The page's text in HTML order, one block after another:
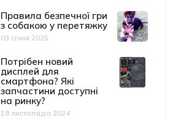
Правила безпечної гри
з собакою у перетяжку
Дата публікації
03 січня 2025
Потрібен новий
дисплей для
смартфона? Які
запчастини доступні
на ринку?
Дата публікації
18 листопада 2024